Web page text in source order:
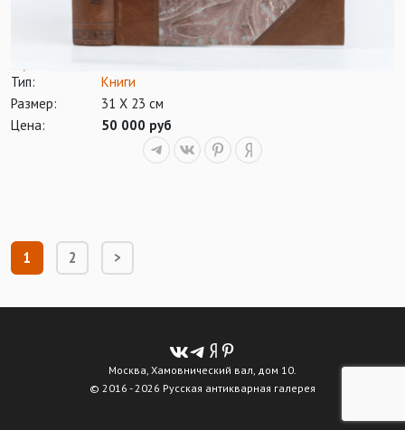
Тип:
Книги
Размер:
31 Х 23 см
Цена:
50 000 руб
1 2 >
Москва, Хамовнический вал, дом 10.
© 2016 - 2026 Русская антикварная галерея